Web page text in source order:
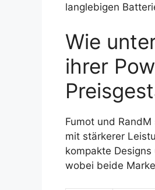
langlebigen
Wie
ihrer
Fumot und
mit stärkerer
kompakte
wobei beide